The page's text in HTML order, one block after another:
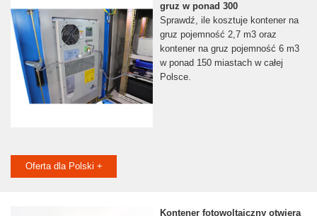
gruz w ponad 300
Sprawdź, ile kosztuje kontener na
gruz pojemność 2,7 m3 oraz
kontener na gruz pojemność 6 m3
w ponad 150 miastach w całej
Polsce.
Oferta dla Polski +
Kontener fotowoltaiczny otwiera